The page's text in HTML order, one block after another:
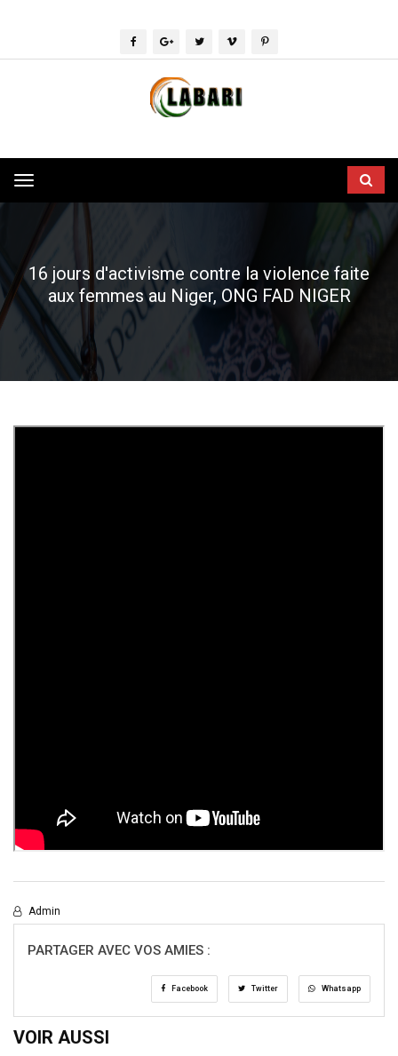
Toggle
navigation
16 jours d'activisme contre la violence faite
aux femmes au Niger, ONG FAD NIGER
Admin
PARTAGER AVEC VOS AMIES :
Facebook Twitter Whatsapp
VOIR AUSSI